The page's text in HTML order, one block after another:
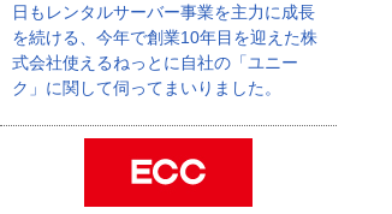
日もレンタルサーバー事業を主力に成長
を続ける、今年で創業10年目を迎えた株
式会社使えるねっとに自社の「ユニー
ク」に関して伺ってまいりました。